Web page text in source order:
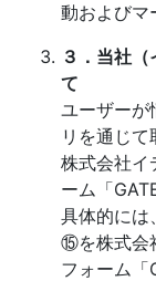
動およびマ
３．当社
て
ユーザーが
リを通じ
株式会社イ
ーム「
具体的に
⑮を株式会
フォーム「